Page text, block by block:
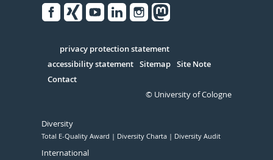
Serivce
privacy protection statement
accessibility statement Sitemap Site Note
Contact
© University of Cologne
Diversity
Total E-Quality Award Diversity Charta Diversity Audit
International